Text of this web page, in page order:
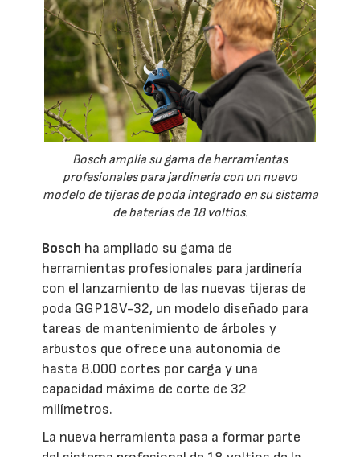
Bosch amplía su gama de herramientas
profesionales para jardinería con un nuevo
modelo de tijeras de poda integrado en su sistema
de baterías de 18 voltios.
Bosch ha ampliado su gama de
herramientas profesionales para jardinería
con el lanzamiento de las nuevas tijeras de
poda GGP18V-32, un modelo diseñado para
tareas de mantenimiento de árboles y
arbustos que ofrece una autonomía de
hasta 8.000 cortes por carga y una
capacidad máxima de corte de 32
milímetros.
La nueva herramienta pasa a formar parte